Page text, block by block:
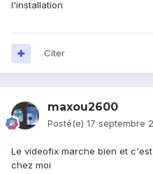
l'installation
Citer
maxou2600
Posté(e) 17 septembre
Le videofix marche bien et
chez moi